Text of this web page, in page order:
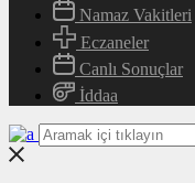
Namaz Vakitleri
Eczaneler
Canlı Sonuçlar
İddaa